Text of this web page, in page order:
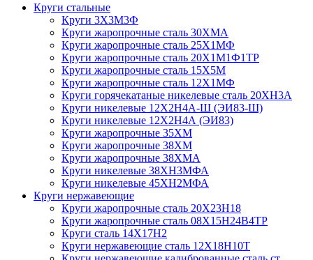
Круги стальные
Круги 3Х3М3Ф
Круги жаропрочные сталь 30ХМА
Круги жаропрочные сталь 25Х1МФ
Круги жаропрочные сталь 20Х1М1Ф1ТР
Круги жаропрочные сталь 15Х5М
Круги жаропрочные сталь 12Х1МФ
Круги горячекатаные никелевые сталь 20ХН3А
Круги никелевые 12Х2Н4А-Ш (ЭИ83-Ш)
Круги никелевые 12Х2Н4А (ЭИ83)
Круги жаропрочные 35ХМ
Круги жаропрочные 38ХМ
Круги жаропрочные 38ХМА
Круги никелевые 38XH3MФА
Круги никелевые 45ХН2МФА
Круги нержавеющие
Круги жаропрочные сталь 20Х23Н18
Круги жаропрочные сталь 08Х15Н24В4ТР
Круги сталь 14Х17Н2
Круги нержавеющие сталь 12Х18Н10Т